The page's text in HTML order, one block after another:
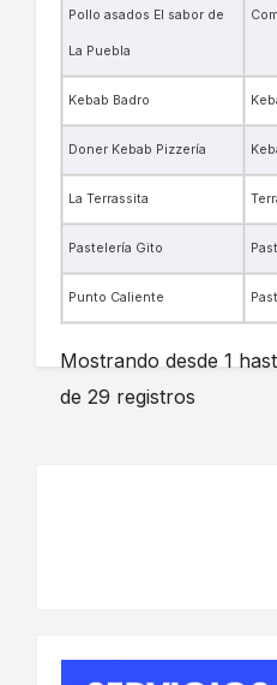
Pollo asados El sabor de
La Puebla
Kebab Badro
Doner Kebab Pizzería
La Terrassita
Pastelería Gito
Punto Caliente
Mostrando desde 1
de 29 registros